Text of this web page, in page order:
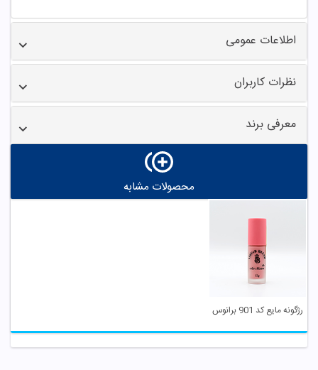
اطلاعات عمومی
نظرات کاربران
معرفی برند
محصولات مشابه
رژگونه مایع کد 901 برانوس